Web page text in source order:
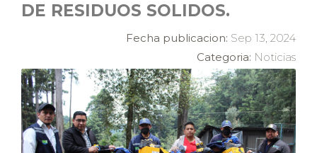
DE RESIDUOS SOLIDOS.
Fecha publicacion: Sep 13, 2024
Categoria: Noticias